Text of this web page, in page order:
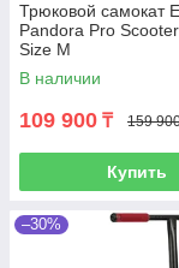
Трюковой самокат
Pandora Pro
Size M
В наличии
109 900 ₸ 159
Купить
–30%